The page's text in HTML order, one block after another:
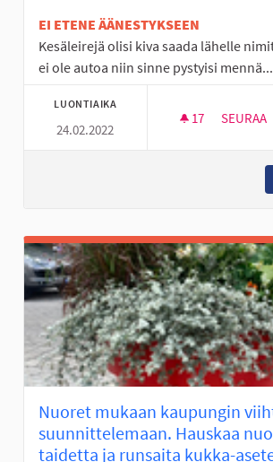
EI ETENE ÄÄNESTYKSEEN
Kesäleirejä olisi kiva saada lähelle
ei ole autoa niin sinne pystyisi mennä...
LUONTIAIKA
24.02.2022
17 17
SEURAA
Nuoret mukaan kaupungin
suunnittelemaan. Hauskaa
taidetta ja runsaita kukka-